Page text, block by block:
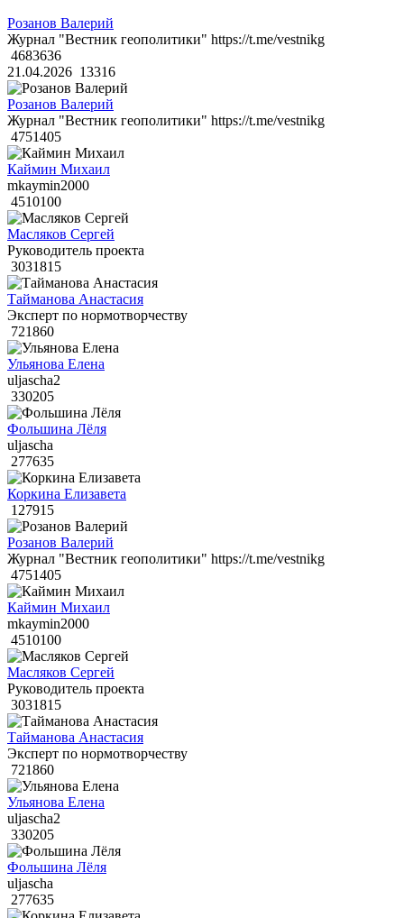
Розанов Валерий
Журнал "Вестник геополитики" https://t.me/vestnikg
4683636
21.04.2026 13316
Розанов Валерий
Журнал "Вестник геополитики" https://t.me/vestnikg
4751405
Каймин Михаил
mkaymin2000
4510100
Масляков Сергей
Руководитель проекта
3031815
Тайманова Анастасия
Эксперт по нормотворчеству
721860
Ульянова Елена
uljascha2
330205
Фольшина Лёля
uljascha
277635
Коркина Елизавета
127915
Розанов Валерий
Журнал "Вестник геополитики" https://t.me/vestnikg
4751405
Каймин Михаил
mkaymin2000
4510100
Масляков Сергей
Руководитель проекта
3031815
Тайманова Анастасия
Эксперт по нормотворчеству
721860
Ульянова Елена
uljascha2
330205
Фольшина Лёля
uljascha
277635